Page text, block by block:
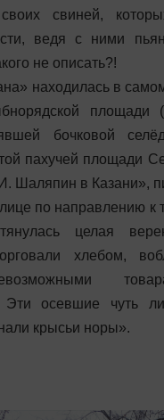
свиней,
ведя с ними
не описать?!
находилась в
площади
бочковой
пахучей площади
Шаляпин в Казани»,
по направлению к
целая
хлебом,
Эти осевшие чуть
крысьи норы».